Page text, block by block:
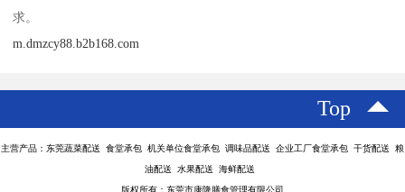
求。
m.dmzcy88.b2b168.com
Top
主营产品：东莞蔬菜配送 食堂承包 机关单位食堂承包 调味品配送 企业工厂食堂承包 干货配送 粮
油配送 水果配送 海鲜配送
版权所有：东莞市康隆膳食管理有限公司